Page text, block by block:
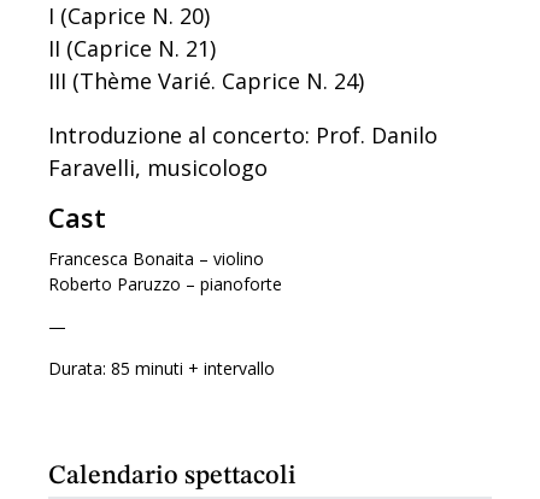
I (Caprice N. 20)
II (Caprice N. 21)
III (Thème Varié. Caprice N. 24)
Introduzione al concerto: Prof. Danilo
Faravelli, musicologo
Cast
Francesca Bonaita – violino
Roberto Paruzzo – pianoforte
—
Durata: 85 minuti + intervallo
Calendario spettacoli